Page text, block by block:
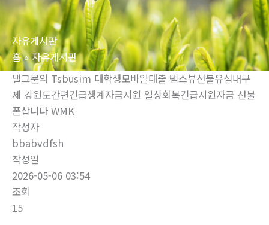
너
뛰
기 자유게시판
홈
자유게시판
탤그문의 Tsbusim 대학생모바일대출 탬스뷰선불유심내구
제 강원도간편긴급생계자금지원 일상회복긴급지원자금 선불
폰삽니다 WMK
작성자
bbabvdfsh
작성일
2026-05-06 03:54
조회
15